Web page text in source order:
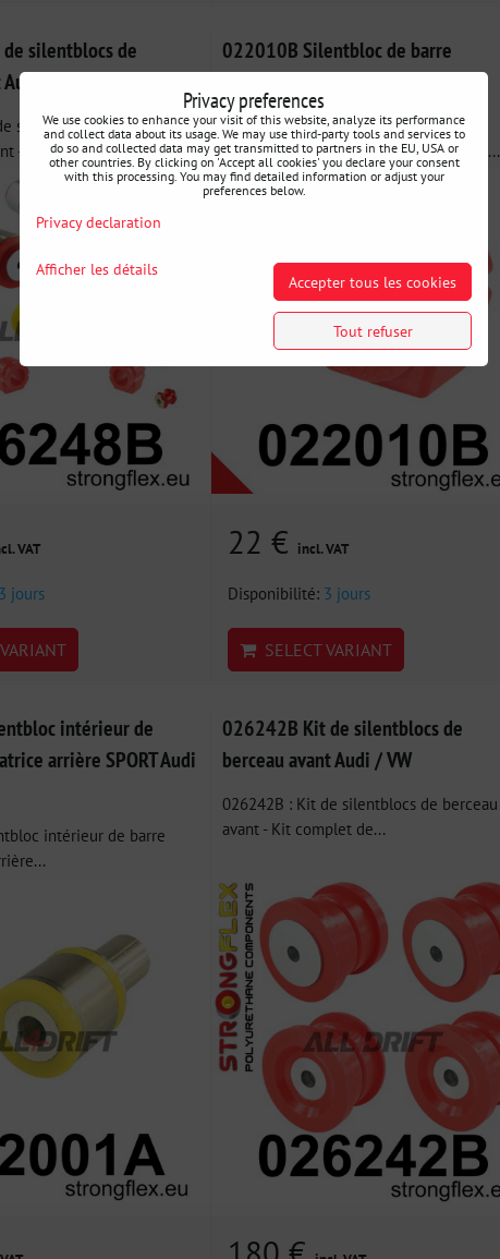
silentblocs de
/ VW
silentblocs de la
- Kit complet...
VAT
3 jours
022010B Silentbloc de barre
stabilisatrice avant Audi / VW
022010B : SILENTBLOC DE BARRE
STABILISATRICE AVANT - Silentbloc en...
22 € incl. VAT
Disponibilité: 3 jours
SELECT VARIANT
intérieur de
arrière SPORT Audi
intérieur de barre
026242B Kit de silentblocs de
berceau avant Audi / VW
026242B : Kit de silentblocs de berceau
avant - Kit complet de...
Privacy preferences
We use cookies to enhance your visit of this website, analyze its performance
and collect data about its usage. We may use third-party tools and services to
do so and collected data may get transmitted to partners in the EU, USA or
other countries. By clicking on 'Accept all cookies' you declare your consent
with this processing. You may find detailed information or adjust your
preferences below.
Privacy declaration
Afficher les détails
Accepter tous les cookies
Tout refuser